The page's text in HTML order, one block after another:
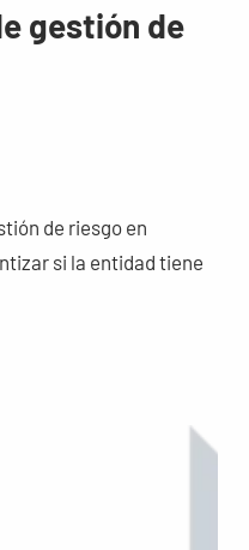
gestión de
de riesgo en
si la entidad tiene